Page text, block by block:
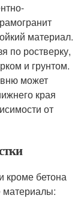
материал.
по ростверку,
и грунтом.
может
края
от
кроме бетона
материалы: